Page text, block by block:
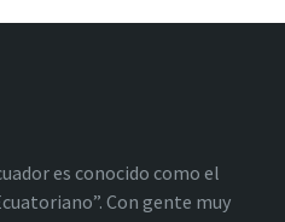
es conocido como el
Con gente muy